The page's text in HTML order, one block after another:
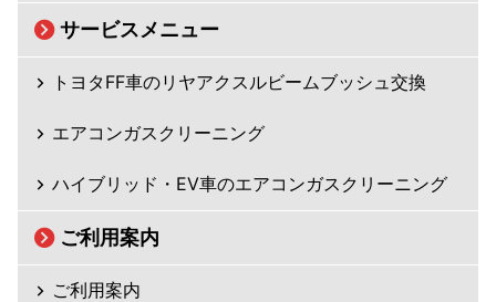
サービスメニュー
トヨタFF車のリヤアクスルビームブッシュ交換
エアコンガスクリーニング
ハイブリッド・EV車のエアコンガスクリーニング
ご利用案内
ご利用案内